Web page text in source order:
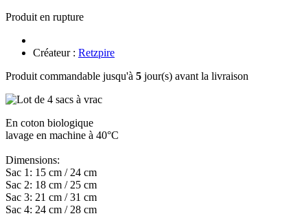
Produit en rupture
Créateur : Retzpire
Produit commandable jusqu'à 5 jour(s) avant la livraison
En coton biologique
lavage en machine à 40°C
Dimensions:
Sac 1: 15 cm / 24 cm
Sac 2: 18 cm / 25 cm
Sac 3: 21 cm / 31 cm
Sac 4: 24 cm / 28 cm